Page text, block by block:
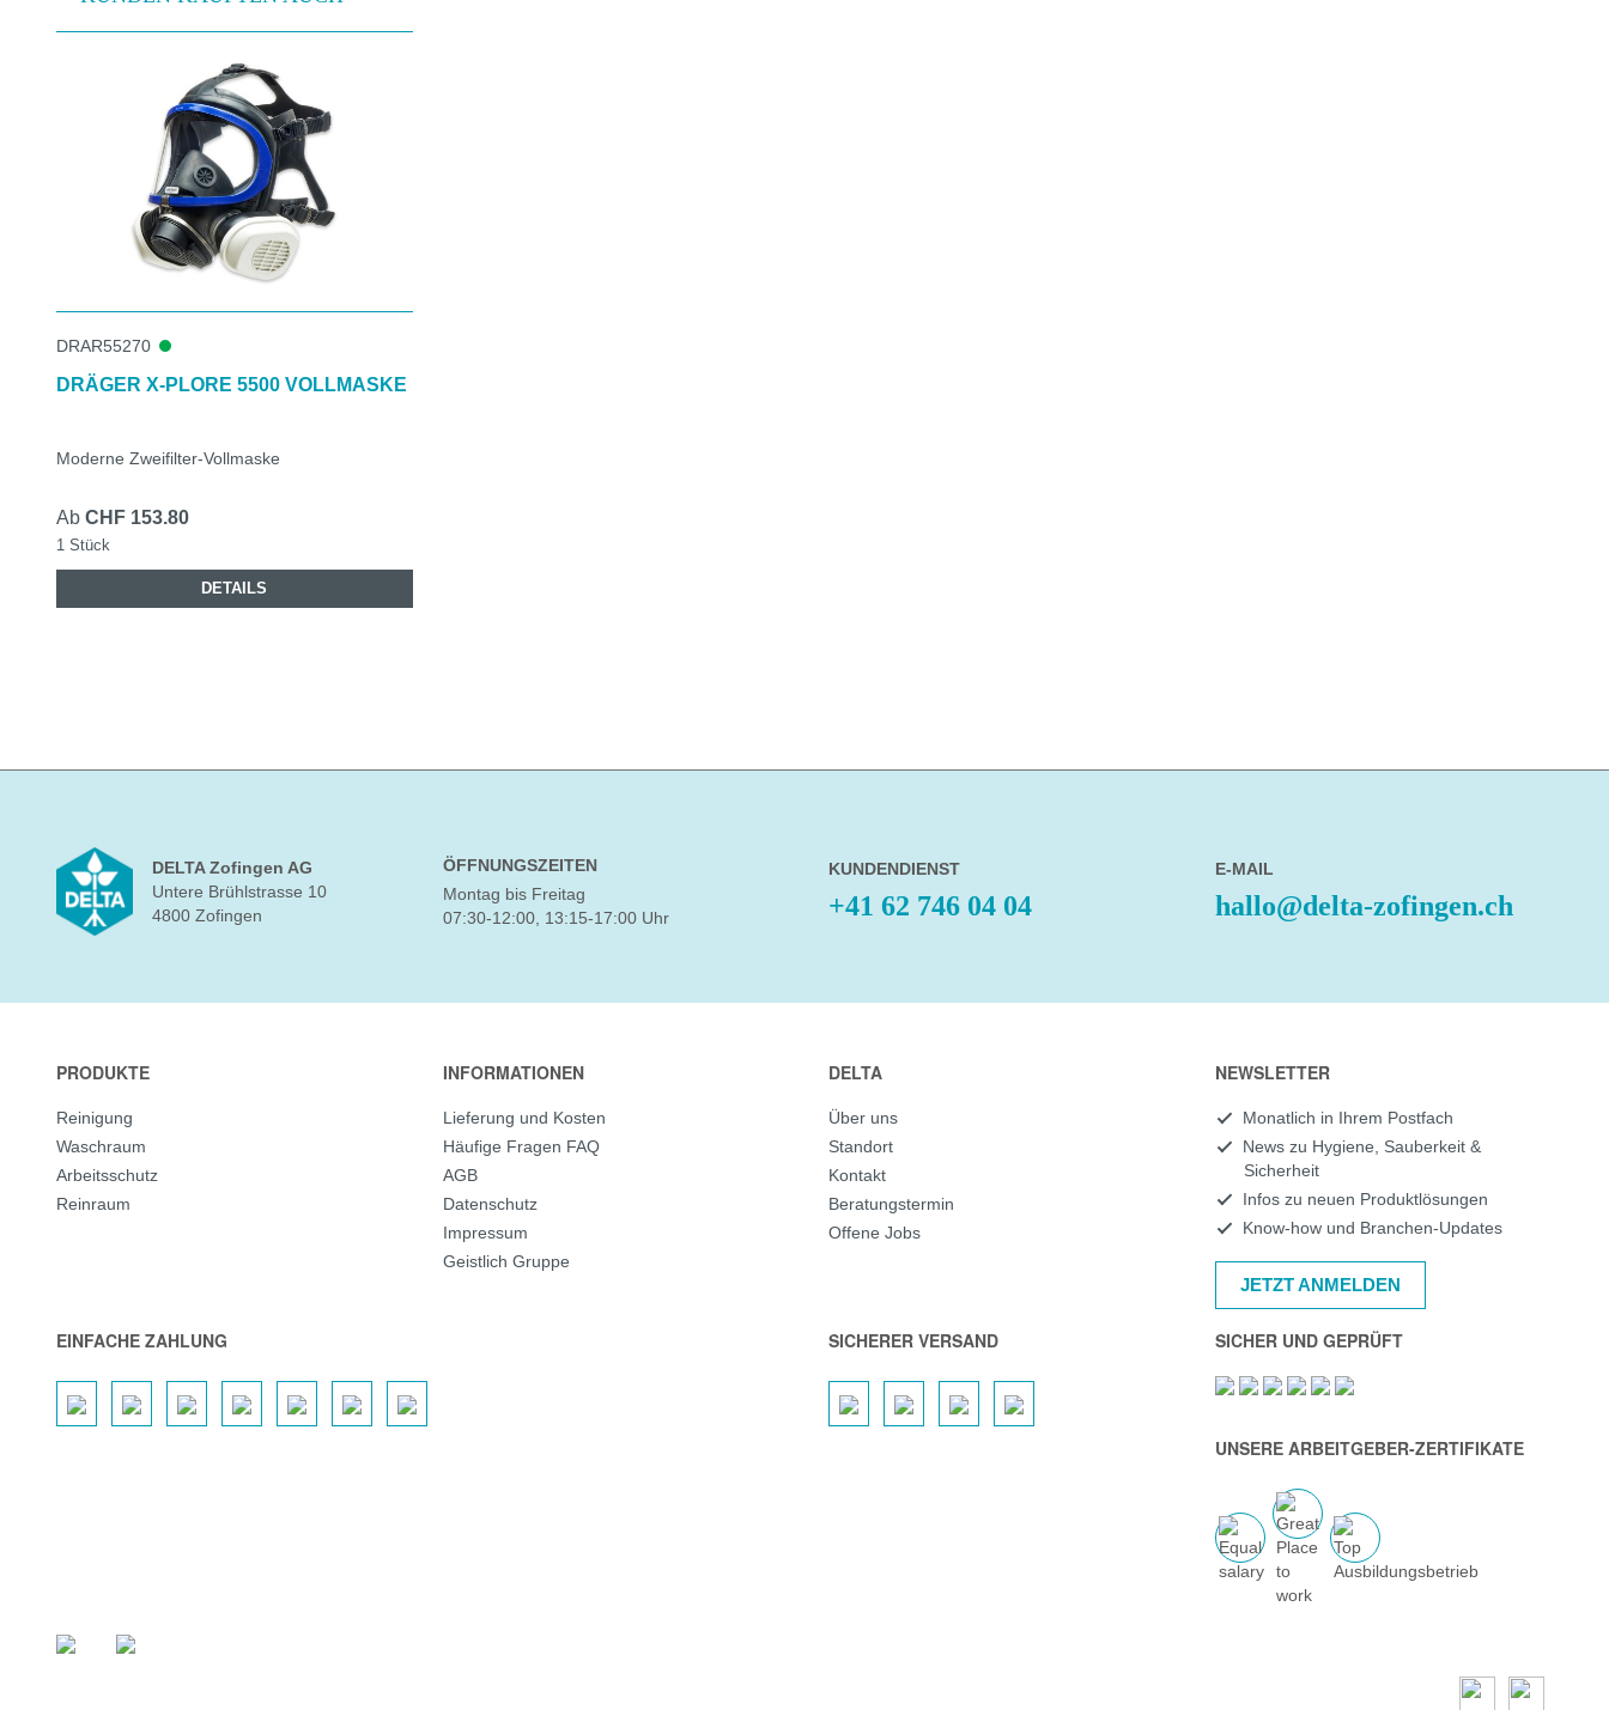
Produktgalerie überspringen
DRAR55270
DRÄGER X-PLORE 5500 VOLLMASKE
Moderne Zweifilter-Vollmaske
Ab CHF 153.80
1 Stück
DETAILS
DELTA Zofingen AG
Untere Brühlstrasse 10
4800 Zofingen
ÖFFNUNGSZEITEN
Montag bis Freitag
07:30-12:00, 13:15-17:00 Uhr
KUNDENDIENST
+41 62 746 04 04
E-MAIL
hallo@delta-zofingen.ch
PRODUKTE
Reinigung
Waschraum
Arbeitsschutz
Reinraum
INFORMATIONEN
Lieferung und Kosten
Häufige Fragen FAQ
AGB
Datenschutz
Impressum
Geistlich Gruppe
DELTA
Über uns
Standort
Kontakt
Beratungstermin
Offene Jobs
NEWSLETTER
Monatlich in Ihrem Postfach
News zu Hygiene, Sauberkeit &
Sicherheit
Infos zu neuen Produktlösungen
Know-how und Branchen-Updates
JETZT ANMELDEN
EINFACHE ZAHLUNG SICHERER VERSAND SICHER UND GEPRÜFT
UNSERE ARBEITGEBER-ZERTIFIKATE